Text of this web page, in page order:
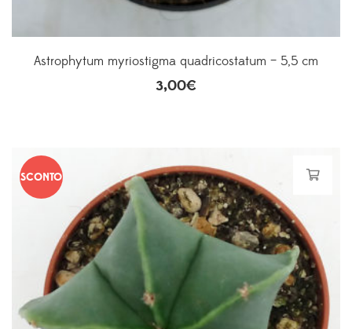
Astrophytum myriostigma quadricostatum – 5,5 cm
3,00€
SCONTO